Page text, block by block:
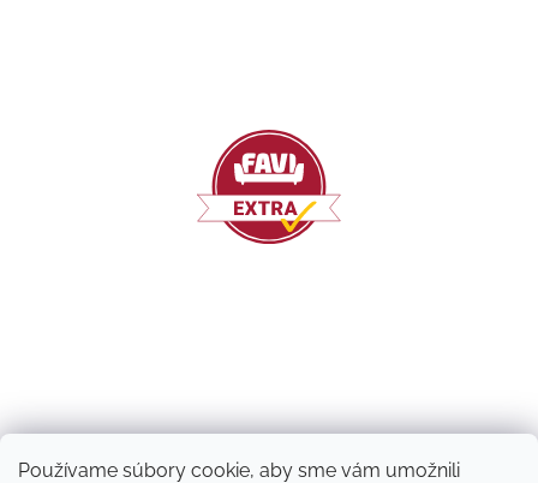
Používame súbory cookie, aby sme vám umožnili